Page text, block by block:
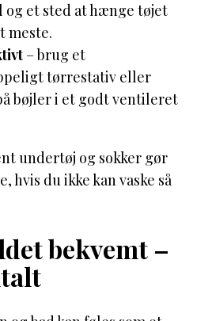
og et sted at hænge tøjet
meste.
– brug et
tørrestativ eller
bøjler i et godt ventileret
undertøj og sokker gør
hvis du ikke kan vaske så
bekvemt –